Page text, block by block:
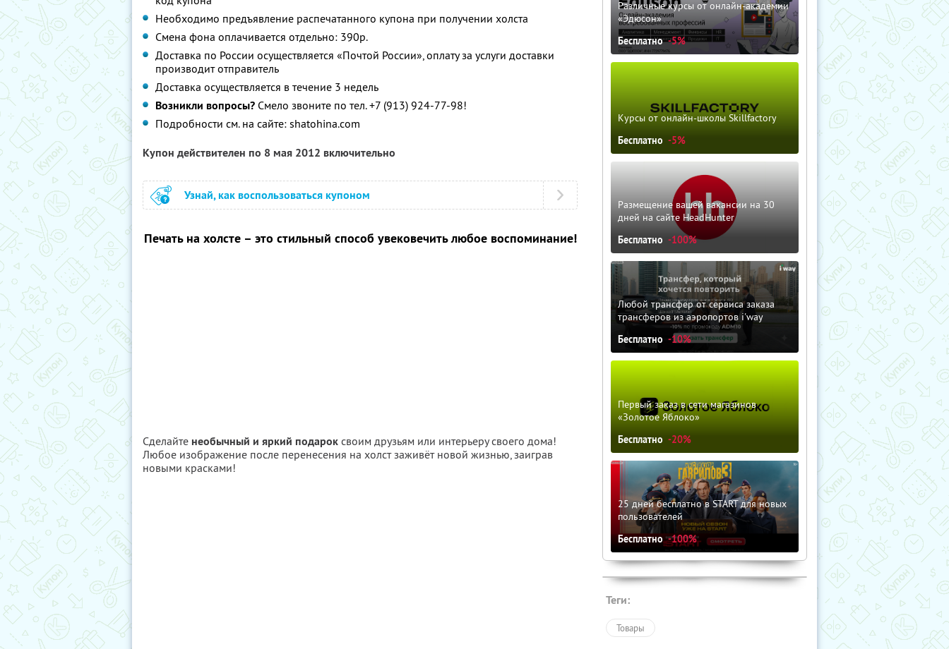
Необходимо предъявление распечатанного купона при получении холста
Смена фона оплачивается отдельно: 390р.
Доставка по России осуществляется «Почтой России», оплату за услуги доставки
производит отправитель
Доставка осуществляется в течение 3 недель
Возникли вопросы? Смело звоните по тел. +7 (913) 924-77-98!
Подробности см. на сайте: shatohina.com
Купон действителен по 8 мая 2012 включительно
Узнай, как воспользоваться купоном
Печать на холсте – это стильный способ увековечить любое воспоминание!
Сделайте необычный и яркий подарок своим друзьям или интерьеру своего дома!
Любое изображение после перенесения на холст заживёт новой жизнью, заиграв
новыми красками!
Различные курсы от онлайн-академии
«Эдюсон»
Бесплатно -5%
Курсы от онлайн-школы Skillfactory
Бесплатно -5%
Размещение вашей вакансии на 30
дней на сайте HeadHunter
Бесплатно -100%
Любой трансфер от сервиса заказа
трансферов из аэропортов i'way
Бесплатно -10%
Первый заказ в сети магазинов
«Золотое Яблоко»
Бесплатно -20%
25 дней бесплатно в START для новых
пользователей
Бесплатно -100%
Теги:
Товары